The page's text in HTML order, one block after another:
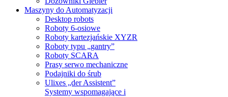
Maszyny do Automatyzacji
Desktop robots
Roboty 6-osiowe
Roboty kartezjańskie XYZR
Roboty typu „gantry”
Roboty SCARA
Prasy serwo mechaniczne
Podajniki do śrub
Ulixes „der Assistent”
Systemy wspomagające i